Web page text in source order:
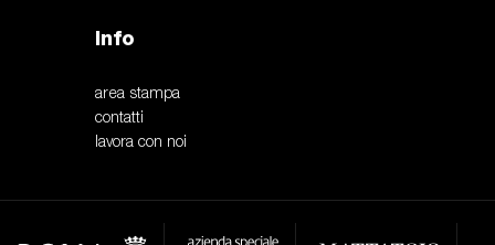
Info
area stampa
contatti
lavora con noi